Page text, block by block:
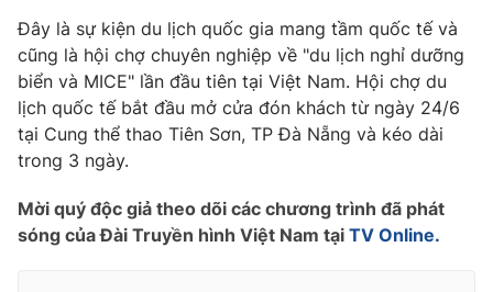
Nhân vật
Khán giả
Giải sao mai
Điện ảnh
Âm nhạc
Sao
Đời sống
Du lịch
Làm đẹp
Giáo dục
Tuyển sinh
Học trực tuyến
Công nghệ
Hitech Công nghệ tương lai
Giao lưu trực tuyến
Đây là sự kiện du lịch quốc gia mang tầm quốc tế và
cũng là hội chợ chuyên nghiệp về "du lịch nghỉ dưỡng
biển và MICE" lần đầu tiên tại Việt Nam. Hội chợ du
lịch quốc tế bắt đầu mở cửa đón khách từ ngày 24/6
tại Cung thể thao Tiên Sơn, TP Đà Nẵng và kéo dài
trong 3 ngày.
Mời quý độc giả theo dõi các chương trình đã phát
sóng của Đài Truyền hình Việt Nam tại TV Online.